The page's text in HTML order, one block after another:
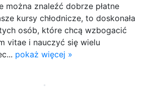
można znaleźć dobrze płatne
kursy chłodnicze, to doskonała
osób, które chcą wzbogacić
vitae i nauczyć się wielu
pokaż więcej »